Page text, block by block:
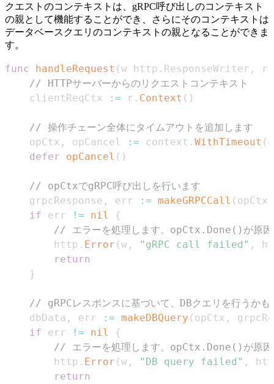
クエストのコンテキストは、gRPC呼び出しのコンテキスト
の親として機能することができ、さらにそのコンテキストは
データベースクエリのコンテキストの親となることができま
す。
func handleRequest (w http . ResponseWriter ,
r
// HTTPサーバーからのリクエストコンテキスト
	clientReqCtx
:= r . Context ( )
// 操作チェーン全体にタイムアウトを追加します
	opCtx
, opCancel := context . WithTimeout (
defer
opCancel ( )
// opCtxでgRPC呼び出しを行います
	grpcResponse
, err := makeGRPCCall ( opCtx
if err != nil
{
// エラーを処理します。opCtx.Done()が原因
		http
. Error (w , "gRPC call failed" ,
return
}
// gRPCレスポンスに基づいて、DBクエリを行うかも
	dbData
, err := makeDBQuery ( opCtx ,
if err != nil
{
// エラーを処理します。opCtx.Done()が原因
		http
. Error (w , "DB query failed" ,
return